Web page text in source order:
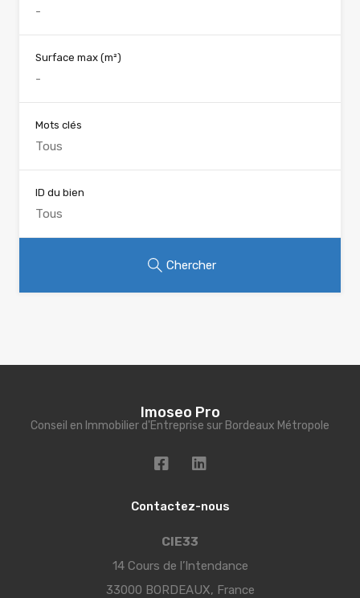
Surface max (m²)
Mots clés
ID du bien
Chercher
Imoseo Pro
Conseil en Immobilier d'Entreprise sur Bordeaux Métropole
Contactez-nous
CIE33
14 Cours de l’Intendance
33000 BORDEAUX, France